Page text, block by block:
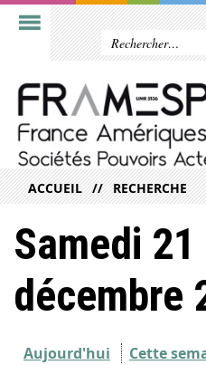
ACCUEIL RECHERCHE
Samedi 21
décembre
Aujourd'hui Cette